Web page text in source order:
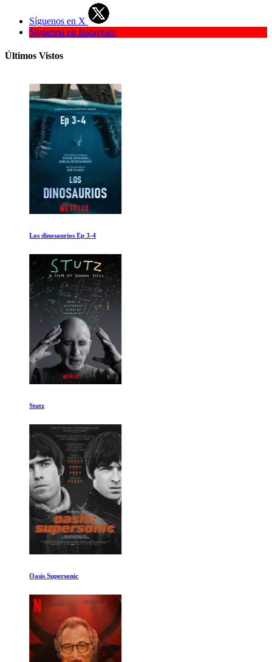
Síguenos en X
Síguenos en Instagram
Últimos Vistos
Los dinosaurios Ep 3-4
Stutz
Oasis Supersonic